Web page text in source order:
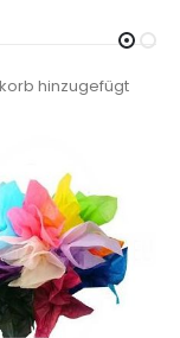
hinzugefügt